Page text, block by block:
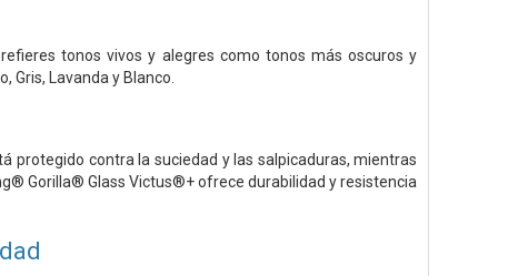
tonos vivos y alegres como tonos más oscuros y
Gris, Lavanda y Blanco.
protegido contra la suciedad y las salpicaduras, mientras
Gorilla® Glass Victus®+ ofrece durabilidad y resistencia